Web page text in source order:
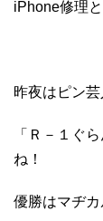
iPhone修理
昨夜はピン
「Ｒ－１ぐ
ね！
優勝はマヂ